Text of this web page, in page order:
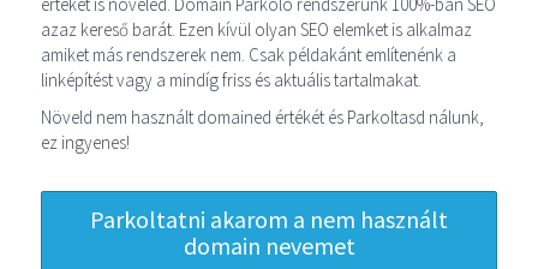
azaz kereső barát. Ezen kívül olyan SEO elemket is alkalmaz
amiket más rendszerek nem. Csak példakánt említenénk a
linképítést vagy a mindíg friss és aktuális tartalmakat.
Növeld nem használt domained értékét és Parkoltasd nálunk,
ez ingyenes!
Parkoltatni akarom a nem használt
domain nevemet